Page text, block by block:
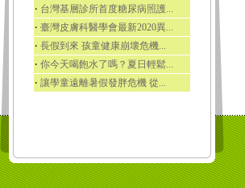
‧ 台灣基層診所首度糖尿病照護...
‧ 臺灣皮膚科醫學會最新2020異...
‧ 長假到來 孩童健康崩壞危機...
‧ 你今天喝飽水了嗎？夏日輕鬆...
‧ 讓學童遠離暑假發胖危機 從...